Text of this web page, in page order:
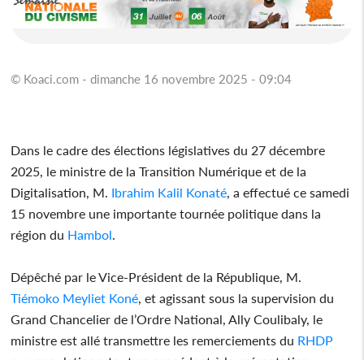
© Koaci.com - dimanche 16 novembre 2025 - 09:04
Dans le cadre des élections législatives du 27 décembre
2025, le ministre de la Transition Numérique et de la
Digitalisation, M. Ibrahim Kalil Konaté, a effectué ce samedi
15 novembre une importante tournée politique dans la
région du Hambol.
Dépêché par le Vice-Président de la République, M.
Tiémoko Meyliet Koné, et agissant sous la supervision du
Grand Chancelier de l’Ordre National, Ally Coulibaly, le
ministre est allé transmettre les remerciements du RHDP